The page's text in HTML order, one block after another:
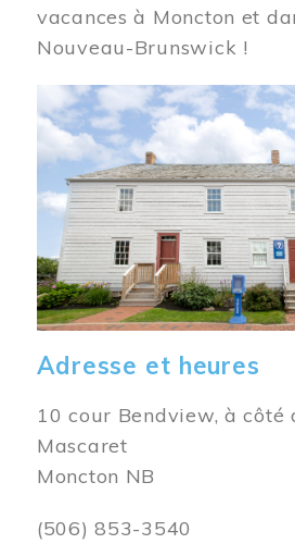
vacances à Moncton et
Nouveau-Brunswick !
Image
Adresse et heures
10 cour Bendview, à côté
Mascaret
Moncton NB
(506) 853-3540